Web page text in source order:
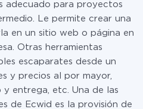
adecuado para proyectos
Le permite crear una
en un sitio web o página en
Otras herramientas
escaparates desde un
y precios al por mayor,
entrega, etc. Una de las
de Ecwid es la provisión de